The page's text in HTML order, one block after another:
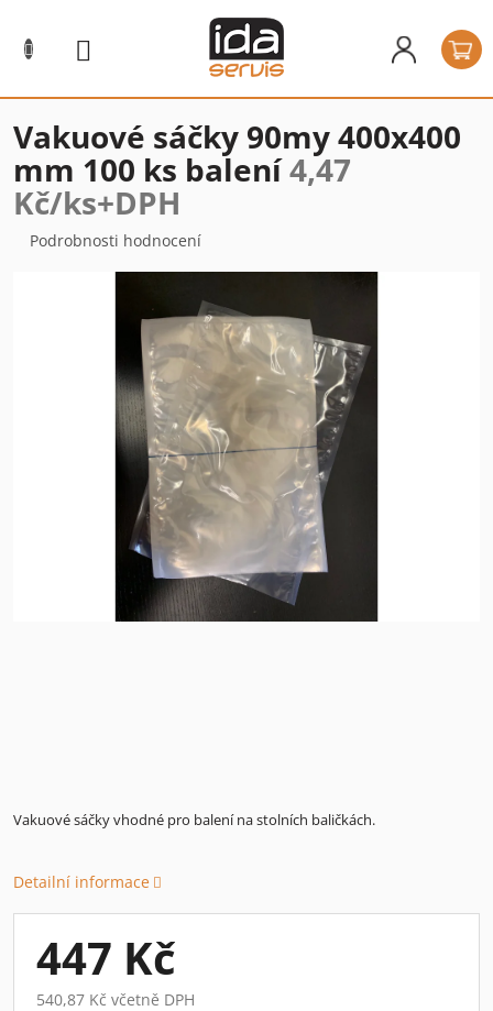
obsah
Vakuové sáčky 90my 400x400
mm 100 ks balení4,47
Kč/ks+DPH
Průměrné
Podrobnosti hodnocení
Vakuové sáčky vhodné pro balení na stolních baličkách.
Detailní informace
447 Kč
540,87 Kč včetně DPH